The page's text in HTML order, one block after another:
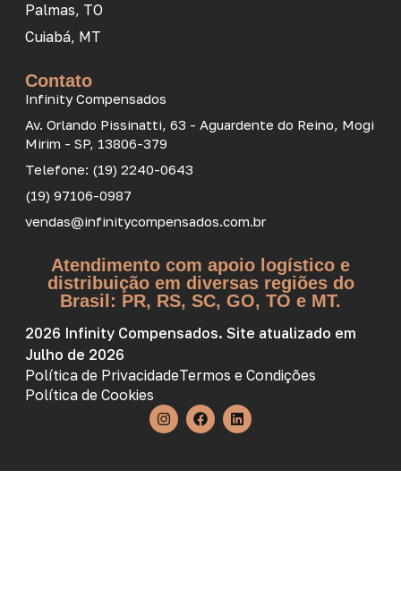
Palmas, TO
Cuiabá, MT
Contato
Infinity Compensados
Av. Orlando Pissinatti, 63 - Aguardente do Reino, Mogi
Mirim - SP, 13806-379
Telefone: (19) 2240-0643
(19) 97106-0987
vendas@infinitycompensados.com.br
Atendimento com apoio logístico e
distribuição em diversas regiões do
Brasil: PR, RS, SC, GO, TO e MT.
2026 Infinity Compensados. Site atualizado em
Julho de 2026
Política de PrivacidadeTermos e Condições
Política de Cookies